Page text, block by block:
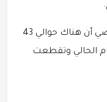
وذكرت المنظمة في تقرير الشهر الماضي أن هناك حوالي 43
الحالي وتقطعت